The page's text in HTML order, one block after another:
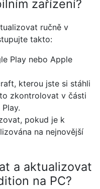
zařízení?
ručně v
takto:
Play nebo Apple
kterou jste si stáhli
zkontrolovat v části
pokud je k
na nejnovější
a aktualizovat
na PC?